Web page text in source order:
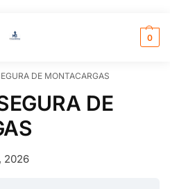
0
DE MONTACARGAS
DE
2026